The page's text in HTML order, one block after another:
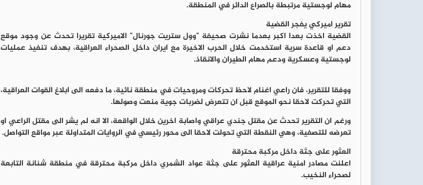
مهام لوجستية مرتبطة بالصراع الدائر في المنطقة.
تقرير اميركي يفجر القضية
القضية اخذت بعدا اكبر بعدما نشرت صحيفة "وول ستريت جورنال" الاميركية تقريرا تحدث عن وجود موقع
دعم او قاعدة سرية استخدمت خلال الحرب الاخيرة مع ايران داخل الصحراء العراقية، بهدف تنفيذ عمليات
لوجستية وعسكرية ودعم مهام الطيران والانقاذ.
ووفقا للتقرير، فان راعي اغنام لاحظ تحركات ومروحيات في منطقة نائية، ما دفعه الى ابلاغ القوات العراقية،
التي تحركت لاحقا نحو الموقع قبل ان تتعرض لضربات جوية منعت وصولها.
ورغم ان التقرير تحدث عن مقتل جندي عراقي واصابة اخرين خلال الواقعة، الا انه لم يشر الى مقتل الراعي او
تعرضه للتصفية، وهي النقطة التي تحولت لاحقا الى محور رئيسي في الروايات المتداولة عبر مواقع التواصل.
العثور على جثة داخل مركبة محترقة
اعلنت مصادر امنية عراقية العثور على جثة عواد الشمري داخل مركبة محترقة في منطقة شنانة التابعة
لصحراء النخيب.